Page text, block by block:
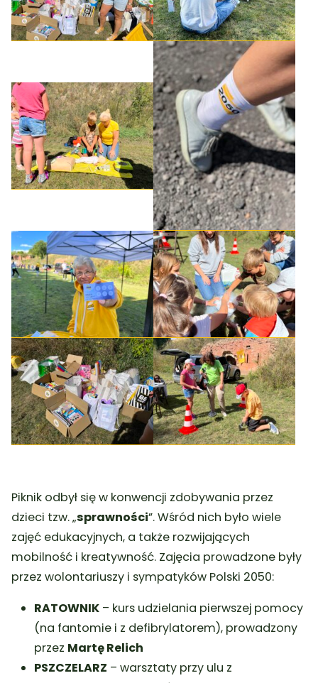
Piknik odbył się w konwencji zdobywania przez
dzieci tzw. „sprawności”. Wśród nich było wiele
zajęć edukacyjnych, a także rozwijających
mobilność i kreatywność. Zajęcia prowadzone były
przez wolontariuszy i sympatyków Polski 2050:
RATOWNIK – kurs udzielania pierwszej pomocy
(na fantomie i z defibrylatorem), prowadzony
przez Martę Relich
PSZCZELARZ – warsztaty przy ulu z